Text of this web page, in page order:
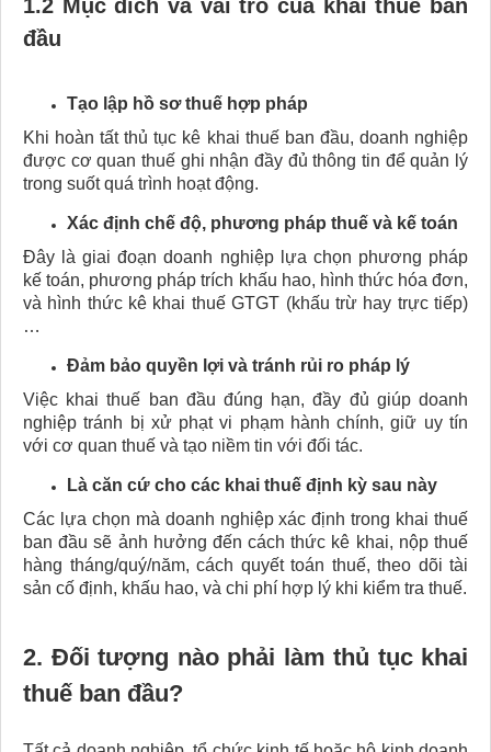
1.2 Mục đích và vai trò của khai thuế ban
đầu
Tạo lập hồ sơ thuế hợp pháp
Khi hoàn tất thủ tục kê khai thuế ban đầu, doanh nghiệp
được cơ quan thuế ghi nhận đầy đủ thông tin để quản lý
trong suốt quá trình hoạt động.
Xác định chế độ, phương pháp thuế và kế toán
Đây là giai đoạn doanh nghiệp lựa chọn phương pháp
kế toán, phương pháp trích khấu hao, hình thức hóa đơn,
và hình thức kê khai thuế GTGT (khấu trừ hay trực tiếp)
…
Đảm bảo quyền lợi và tránh rủi ro pháp lý
Việc khai thuế ban đầu đúng hạn, đầy đủ giúp doanh
nghiệp tránh bị xử phạt vi phạm hành chính, giữ uy tín
với cơ quan thuế và tạo niềm tin với đối tác.
Là căn cứ cho các khai thuế định kỳ sau này
Các lựa chọn mà doanh nghiệp xác định trong khai thuế
ban đầu sẽ ảnh hưởng đến cách thức kê khai, nộp thuế
hàng tháng/quý/năm, cách quyết toán thuế, theo dõi tài
sản cố định, khấu hao, và chi phí hợp lý khi kiểm tra thuế.
2. Đối tượng nào phải làm thủ tục khai
thuế ban đầu?